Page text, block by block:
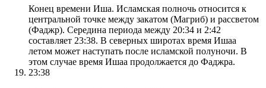
Конец времени Иша. Исламская полночь относится к
центральной точке между закатом (Магриб) и рассветом
(Фаджр). Середина периода между 20:34 и 2:42
составляет 23:38. В северных широтах время Ишаа
летом может наступать после исламской полуночи. В
этом случае время Ишаа продолжается до Фаджра.
23:38